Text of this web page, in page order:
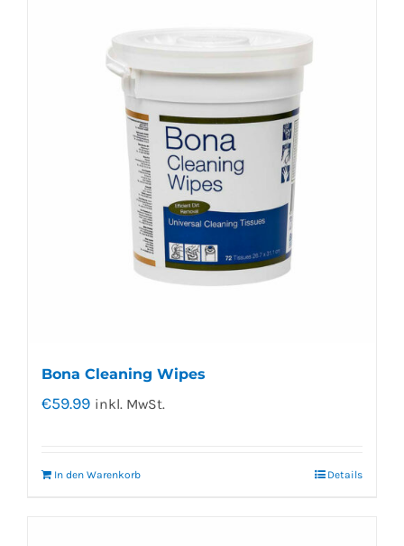
Bona Cleaning Wipes
€59.99 inkl. MwSt.
In den Warenkorb Details